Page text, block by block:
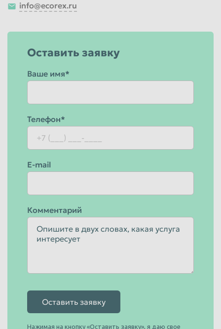
info@ecorex.ru
Оставить заявку
Ваше имя*
Телефон*
E-mail
Комментарий
Оставить заявку
Нажимая на кнопку «Оставить заявку», я даю свое